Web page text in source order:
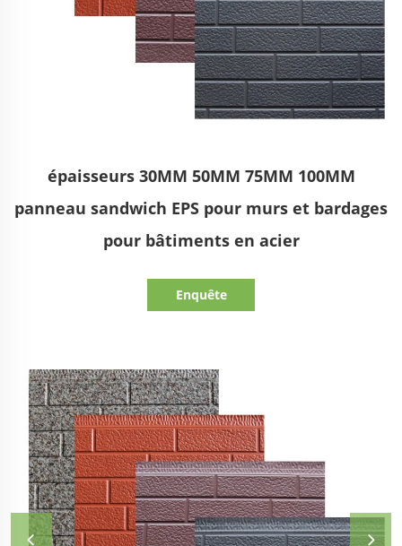
épaisseurs 30MM 50MM 75MM 100MM
panneau sandwich EPS pour murs et bardages
pour bâtiments en acier
Enquête